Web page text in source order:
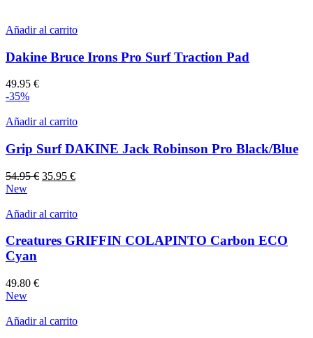
Añadir al carrito
Dakine Bruce Irons Pro Surf Traction Pad
49.95 €
-35%
Añadir al carrito
Grip Surf DAKINE Jack Robinson Pro Black/Blue
54.95€ El
era:
35.95 €El
es:
New
Añadir al carrito
Creatures GRIFFIN COLAPINTO Carbon ECO
Cyan
49.80 €
New
Añadir al carrito